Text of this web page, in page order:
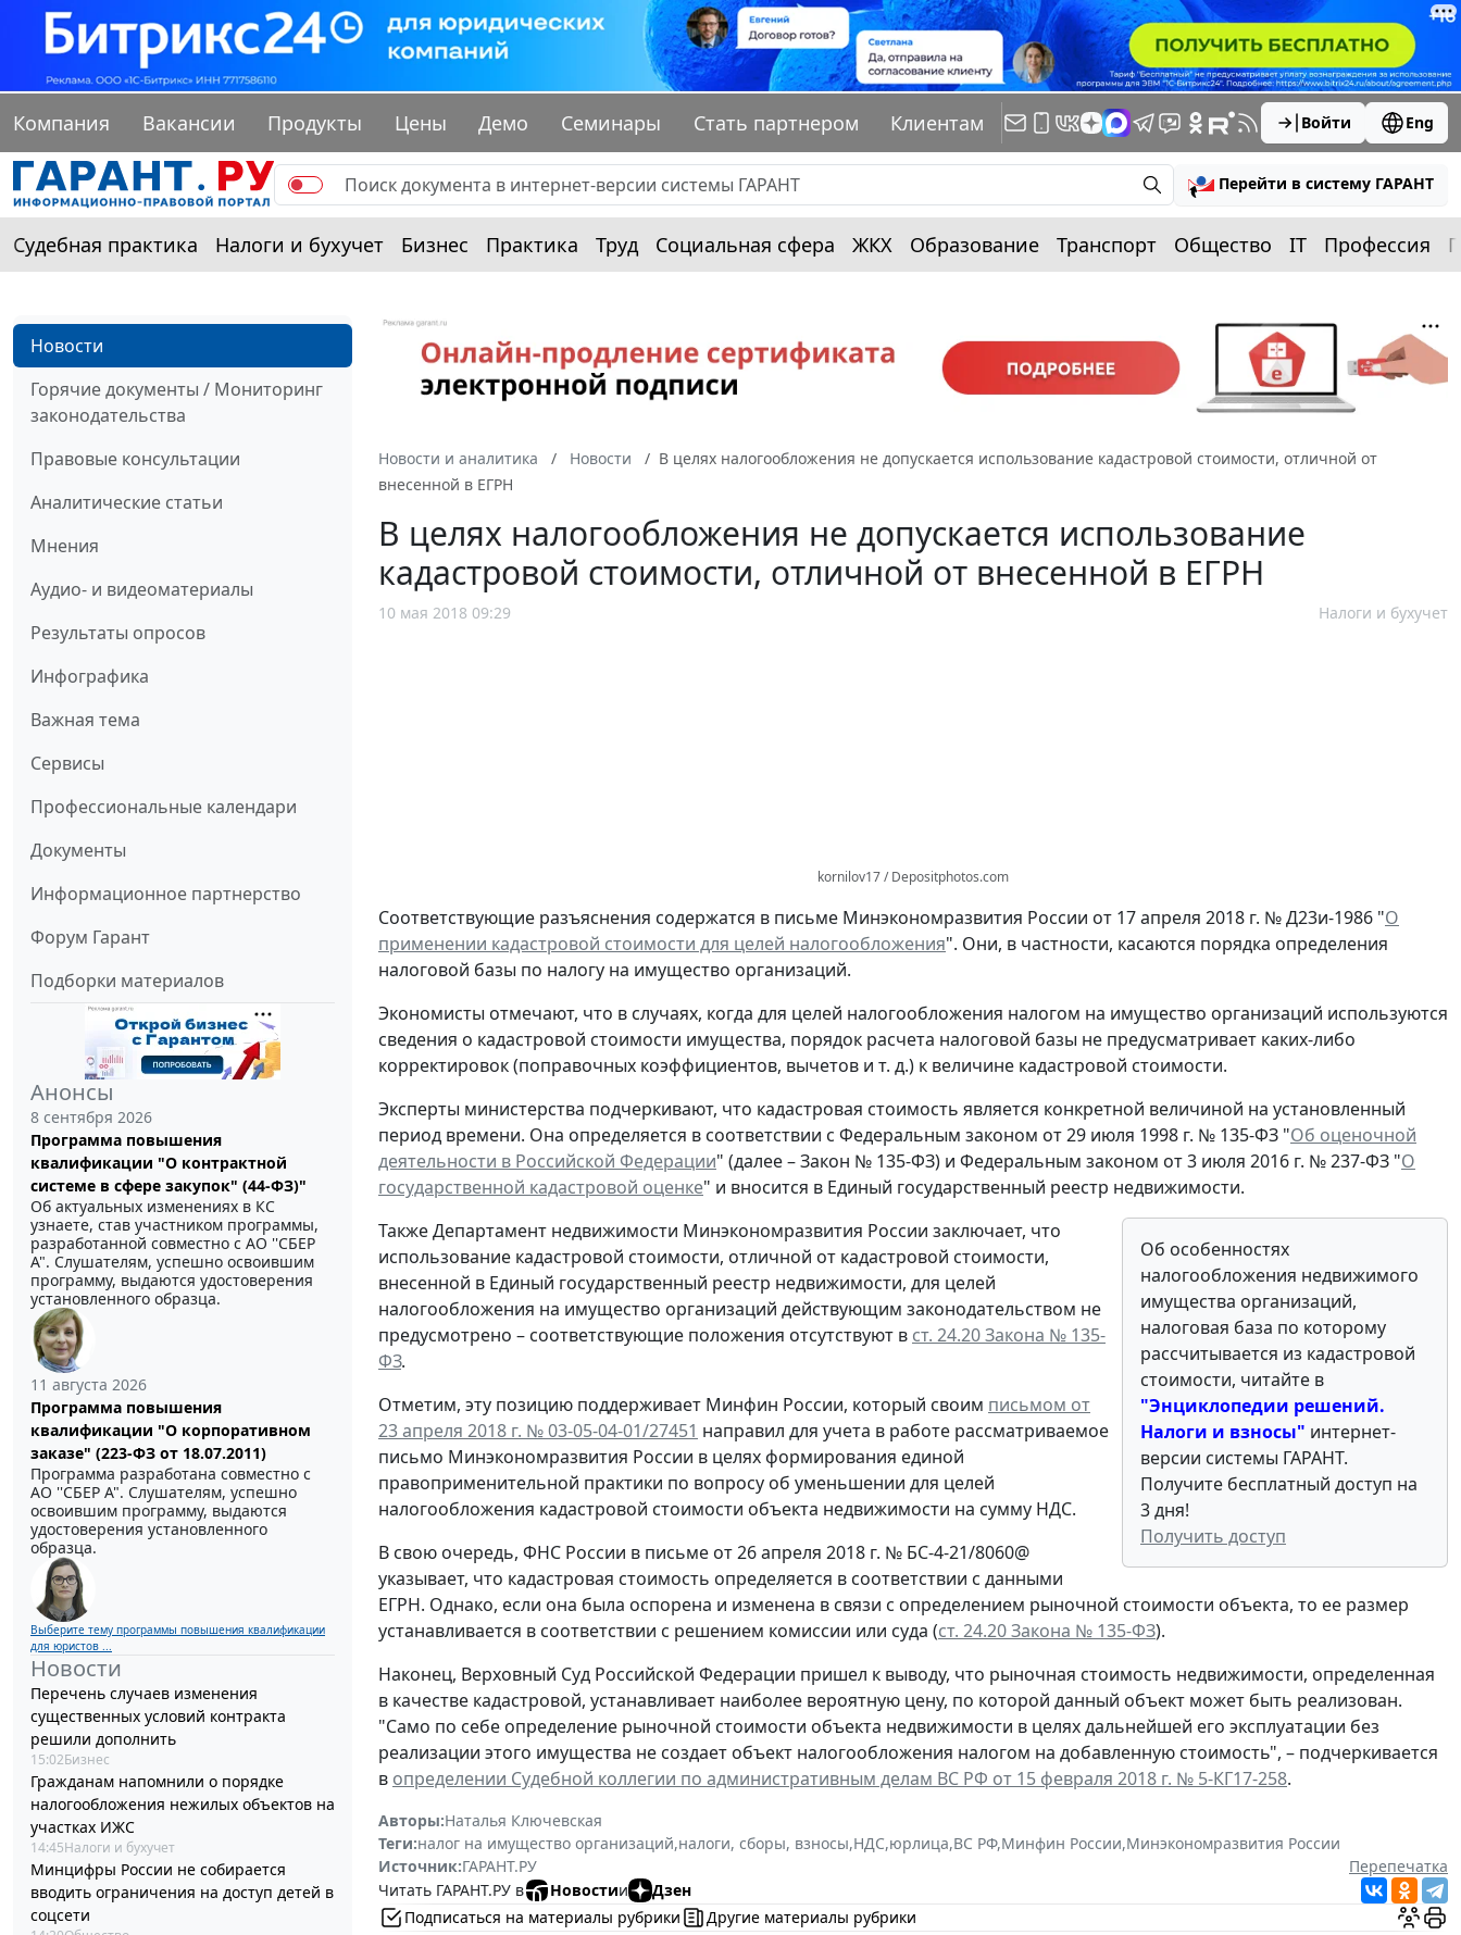
Компания Вакансии Продукты Цены Демо Семинары Стать партнером Клиентам Войти Eng
Перейти в систему ГАРАНТ
Судебная практика Налоги и бухучет Бизнес Практика Труд Социальная сфера ЖКХ Образование Транспорт Общество IT Профессия
Новости
Горячие документы / Мониторинг
законодательства
Правовые консультации
Аналитические статьи
Мнения
Аудио- и видеоматериалы
Результаты опросов
Инфографика
Важная тема
Сервисы
Профессиональные календари
Документы
Информационное партнерство
Форум Гарант
Подборки материалов
Анонсы
8 сентября 2026
Программа повышения
квалификации "О контрактной
системе в сфере закупок" (44-ФЗ)"
Об актуальных изменениях в КС
узнаете, став участником программы,
разработанной совместно с АО ''СБЕР
А". Слушателям, успешно освоившим
программу, выдаются удостоверения
установленного образца.
11 августа 2026
Программа повышения
квалификации "О корпоративном
заказе" (223-ФЗ от 18.07.2011)
Программа разработана совместно с
АО ''СБЕР А". Слушателям, успешно
освоившим программу, выдаются
удостоверения установленного
образца.
Выберите тему программы повышения квалификации
для юристов ...
Новости
Перечень случаев изменения
существенных условий контракта
решили дополнить
15:02Бизнес
Гражданам напомнили о порядке
налогообложения нежилых объектов на
участках ИЖС
14:45Налоги и бухучет
Минцифры России не собирается
вводить ограничения на доступ детей в
соцсети
Новости и аналитика Новости
В целях налогообложения не допускается использование кадастровой стоимости, отличной от
внесенной в ЕГРН
В целях налогообложения не допускается использование
кадастровой стоимости, отличной от внесенной в ЕГРН
10 мая 2018 09:29 Налоги и бухучет
kornilov17 / Depositphotos.com
Соответствующие разъяснения содержатся в письме Минэкономразвития России от 17 апреля 2018 г. № Д23и-1986 "О
применении кадастровой стоимости для целей налогообложения". Они, в частности, касаются порядка определения
налоговой базы по налогу на имущество организаций.
Экономисты отмечают, что в случаях, когда для целей налогообложения налогом на имущество организаций используются
сведения о кадастровой стоимости имущества, порядок расчета налоговой базы не предусматривает каких-либо
корректировок (поправочных коэффициентов, вычетов и т. д.) к величине кадастровой стоимости.
Эксперты министерства подчеркивают, что кадастровая стоимость является конкретной величиной на установленный
период времени. Она определяется в соответствии с Федеральным законом от 29 июля 1998 г. № 135-ФЗ "Об оценочной
деятельности в Российской Федерации" (далее – Закон № 135-ФЗ) и Федеральным законом от 3 июля 2016 г. № 237-ФЗ "О
государственной кадастровой оценке" и вносится в Единый государственный реестр недвижимости.
Об особенностях
налогообложения недвижимого
имущества организаций,
налоговая база по которому
рассчитывается из кадастровой
стоимости, читайте в
"Энциклопедии решений.
Налоги и взносы" интернет-
версии системы ГАРАНТ.
Получите бесплатный доступ на
3 дня!
Получить доступ
Также Департамент недвижимости Минэкономразвития России заключает, что
использование кадастровой стоимости, отличной от кадастровой стоимости,
внесенной в Единый государственный реестр недвижимости, для целей
налогообложения на имущество организаций действующим законодательством не
предусмотрено – соответствующие положения отсутствуют в ст. 24.20 Закона № 135-
ФЗ.
Отметим, эту позицию поддерживает Минфин России, который своим письмом от
23 апреля 2018 г. № 03-05-04-01/27451 направил для учета в работе рассматриваемое
письмо Минэкономразвития России в целях формирования единой
правоприменительной практики по вопросу об уменьшении для целей
налогообложения кадастровой стоимости объекта недвижимости на сумму НДС.
В свою очередь, ФНС России в письме от 26 апреля 2018 г. № БС-4-21/8060@
указывает, что кадастровая стоимость определяется в соответствии с данными
ЕГРН. Однако, если она была оспорена и изменена в связи с определением рыночной стоимости объекта, то ее размер
устанавливается в соответствии с решением комиссии или суда (ст. 24.20 Закона № 135-ФЗ).
Наконец, Верховный Суд Российской Федерации пришел к выводу, что рыночная стоимость недвижимости, определенная
в качестве кадастровой, устанавливает наиболее вероятную цену, по которой данный объект может быть реализован.
"Само по себе определение рыночной стоимости объекта недвижимости в целях дальнейшей его эксплуатации без
реализации этого имущества не создает объект налогообложения налогом на добавленную стоимость", – подчеркивается
в определении Судебной коллегии по административным делам ВС РФ от 15 февраля 2018 г. № 5-КГ17-258.
Авторы:Наталья Ключевская
Теги:налог на имущество организаций,налоги, сборы, взносы,НДС,юрлица,ВС РФ,Минфин России,Минэкономразвития России
Источник:ГАРАНТ.РУ
Перепечатка
Читать ГАРАНТ.РУ в
Новостии
Дзен
Подписаться на материалы рубрики
Другие материалы рубрики